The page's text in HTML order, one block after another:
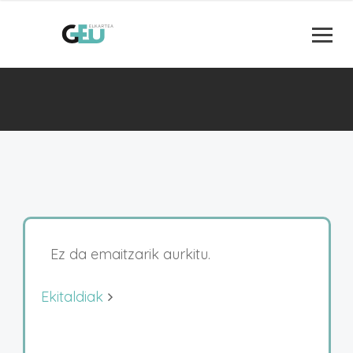
Ez da emaitzarik aurkitu.
Ekitaldiak